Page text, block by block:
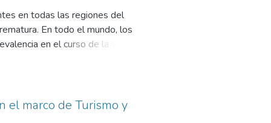
en todas las regiones del
En todo el mundo, los
en el curso de la vida de
12 meses alcanzan el 8,4
no transmisibles se
de trastornos
Mundial de la Salud,
el marco de Turismo y